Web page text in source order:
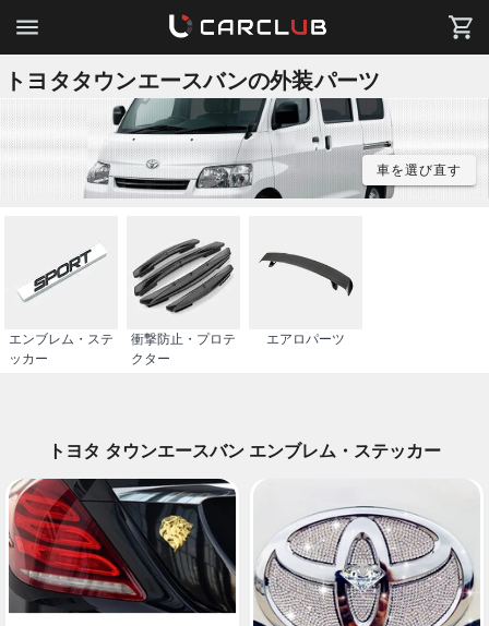
トヨタタウンエースバンの外装パーツ
車を選び直す
エンブレム・ステ
ッカー
衝撃防止・プロテ
クター
エアロパーツ
トヨタ タウンエースバン エンブレム・ステッカー